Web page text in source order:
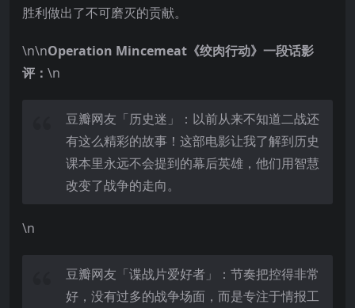
胜利做出了不可磨灭的贡献。
\n\nOperation Mincemeat《绞肉行动》一段话影
评： \n
豆瓣网友「历史迷」：以前从来不知道二战还
有这么精彩的故事！这部电影让我了解到历史
课本里永远不会提到的幕后英雄，他们用智慧
改变了战争的走向。
\n
豆瓣网友「谍战片爱好者」：节奏把控得非常
好，没有过多的战争场面，而是专注于情报工